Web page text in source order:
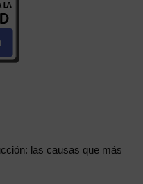
las causas que más